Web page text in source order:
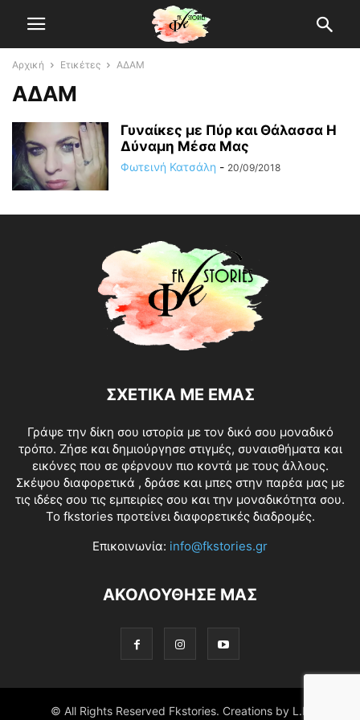
Αρχική Ετικέτες ΑΔΑΜ
ΑΔΑΜ
Γυναίκες με Πύρ και Θάλασσα Η
Δύναμη Μέσα Μας
Φωτεινή Κατσάλη - 20/09/2018
ΣΧΕΤΙΚΑ ΜΕ ΕΜΑΣ
Γράψε την δίκη σου ιστορία με τον δικό σου μοναδικό
τρόπο. Ζήσε και δημιούργησε στιγμές, συναισθήματα και
εικόνες που σε φέρνουν πιο κοντά με τους άλλους.
Σκέψου διαφορετικά , δράσε και μπες στην παρέα μας με
τις ιδέες σου τις εμπειρίες σου και την μοναδικότητα σου.
Το fkstories προτείνει διαφορετικές διαδρομές.
Επικοινωνία: info@fkstories.gr
ΑΚΟΛΟΥΘΗΣΕ ΜΑΣ
© All Rights Reserved Fkstories. Creations by L.K